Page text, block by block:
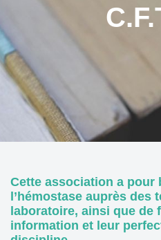
Cette association a pour
l’hémostase auprès des
laboratoire, ainsi que de
information et leur